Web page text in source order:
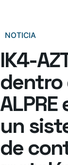
NOTICIA
IK4-
dentro
un
de